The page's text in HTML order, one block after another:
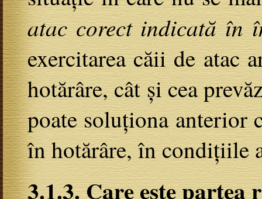
atac corect indicată în
exercitarea căii de atac
hotărâre, cât și cea
poate soluționa anterior
în hotărâre, în condițiile
3.1.3. Care este partea